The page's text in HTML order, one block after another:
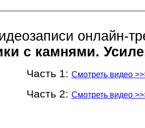
онлайн-
с камнями.
Часть 1: Смотреть видео
Часть 2: Смотреть видео